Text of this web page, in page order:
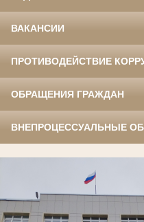
ВАКАНСИИ
ПРОТИВОДЕЙСТВИЕ
ОБРАЩЕНИЯ ГРАЖДАН
ВНЕПРОЦЕССУАЛЬНЫЕ